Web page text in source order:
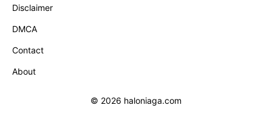
Disclaimer
DMCA
Contact
About
© 2026 haloniaga.com